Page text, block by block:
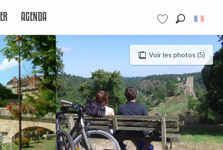
Voir les favoris
AGENDA
Voir les photos (5)